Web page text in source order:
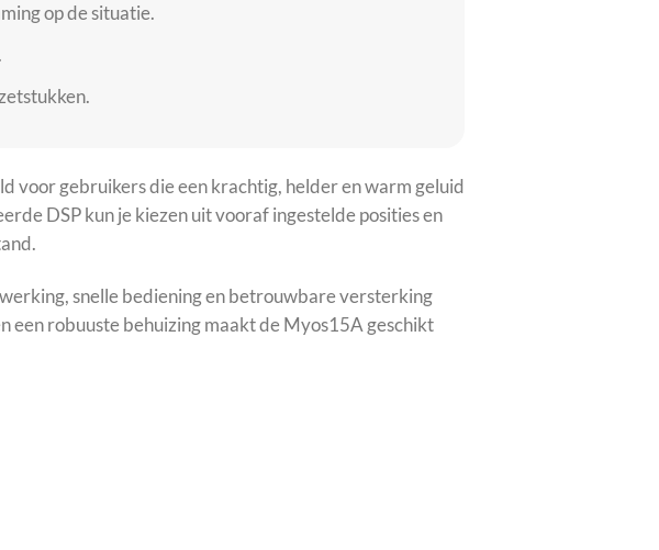
op de situatie.
voor gebruikers die een krachtig, helder en warm geluid
DSP kun je kiezen uit vooraf ingestelde posities en
snelle bediening en betrouwbare versterking
een robuuste behuizing maakt de Myos15A geschikt